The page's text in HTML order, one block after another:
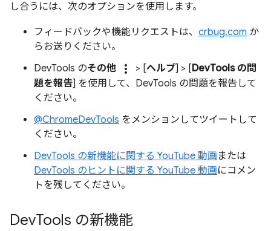
し合うには、次のオプションを使用します。
フィードバックや機能リクエストは、 crbug.com か
らお送りください。
DevTools のその他 more_vert > [ヘルプ] > [DevTools の問
題を報告] を使用して、DevTools の問題を報告して
ください。
@ChromeDevTools をメンションしてツイートして
ください。
DevTools の新機能に関する YouTube 動画 または
DevTools のヒントに関する YouTube 動画にコメン
トを残してください。
DevTools の新機能